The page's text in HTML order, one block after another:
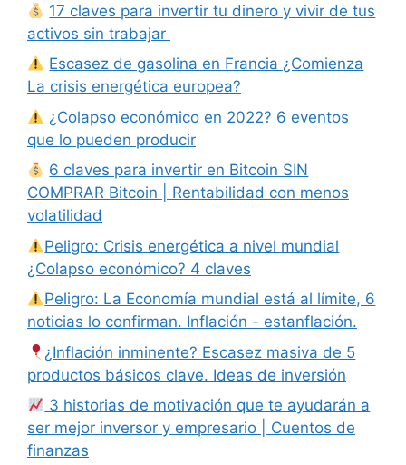
17 claves para invertir tu dinero y vivir de tus
activos sin trabajar
Escasez de gasolina en Francia ¿Comienza
La crisis energética europea?
¿Colapso económico en 2022? 6 eventos
que lo pueden producir
6 claves para invertir en Bitcoin SIN
COMPRAR Bitcoin | Rentabilidad con menos
volatilidad
Peligro: Crisis energética a nivel mundial
¿Colapso económico? 4 claves
Peligro: La Economía mundial está al límite, 6
noticias lo confirman. Inflación - estanflación.
¿Inflación inminente? Escasez masiva de 5
productos básicos clave. Ideas de inversión
3 historias de motivación que te ayudarán a
ser mejor inversor y empresario | Cuentos de
finanzas